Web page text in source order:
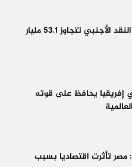
صافي احتياطيات النقد الأجنبي تتجاوز 53.1 مليار
إفريقيا يحافظ على قوته
مصر تأثرت اقتصاديا بسبب